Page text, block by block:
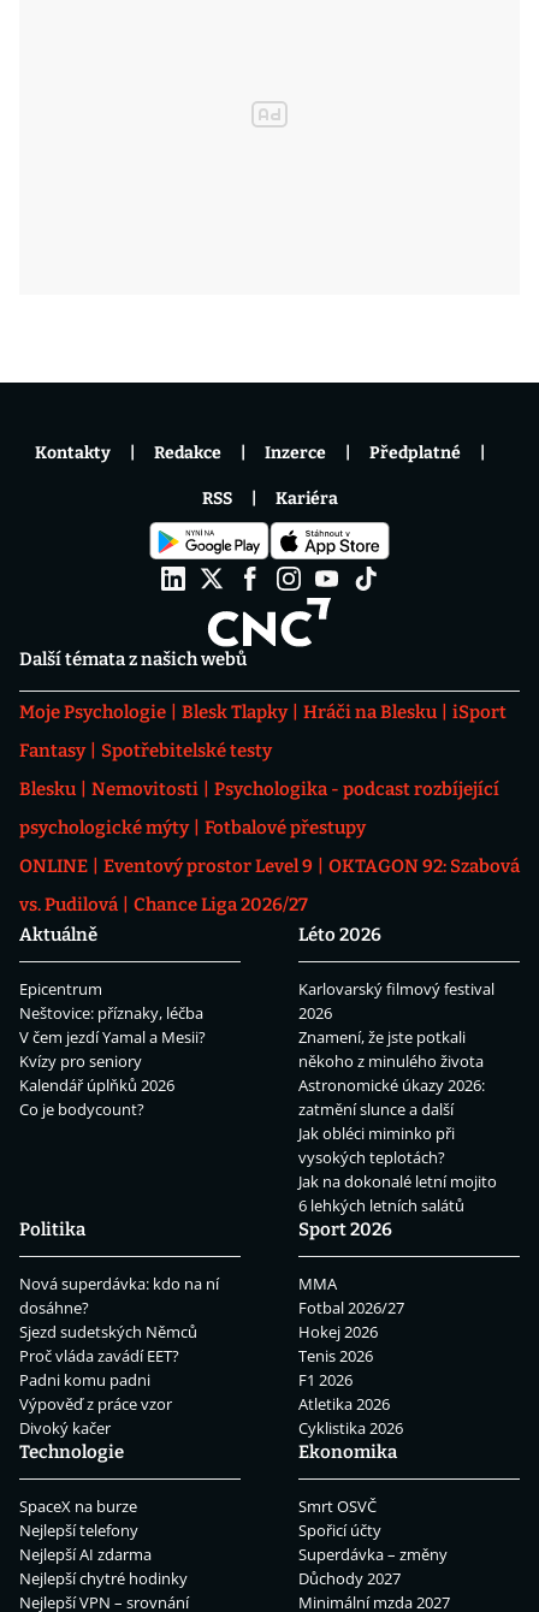
Další témata z našich webů
Moje Psychologie Blesk Tlapky Hráči na Blesku
iSport
Fantasy
Spotřebitelské testy
Blesku
Nemovitosti
Psychologika - podcast rozbíjející
psychologické mýty
Fotbalové přestupy
ONLINE
Eventový prostor Level 9
OKTAGON 92: Szabová
vs. Pudilová
Chance Liga 2026/27
Aktuálně
Epicentrum
Neštovice: příznaky, léčba
V čem jezdí Yamal a Mesii?
Kvízy pro seniory
Kalendář úplňků 2026
Co je bodycount?
Léto 2026
Karlovarský filmový festival
2026
Znamení, že jste potkali
někoho z minulého života
Astronomické úkazy 2026:
zatmění slunce a další
Jak obléci miminko při
vysokých teplotách?
Jak na dokonalé letní mojito
6 lehkých letních salátů
Politika
Nová superdávka: kdo na ní
dosáhne?
Sjezd sudetských Němců
Proč vláda zavádí EET?
Padni komu padni
Výpověď z práce vzor
Divoký kačer
Sport 2026
MMA
Fotbal 2026/27
Hokej 2026
Tenis 2026
F1 2026
Atletika 2026
Cyklistika 2026
Technologie
SpaceX na burze
Nejlepší telefony
Nejlepší AI zdarma
Nejlepší chytré hodinky
Nejlepší VPN – srovnání
Ekonomika
Smrt OSVČ
Spořicí účty
Superdávka – změny
Důchody 2027
Minimální mzda 2027
Kontakty Redakce Inzerce Předplatné
RSS Kariéra